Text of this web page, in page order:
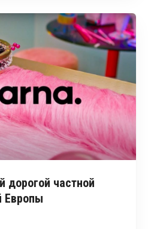
дорогой частной
Европы